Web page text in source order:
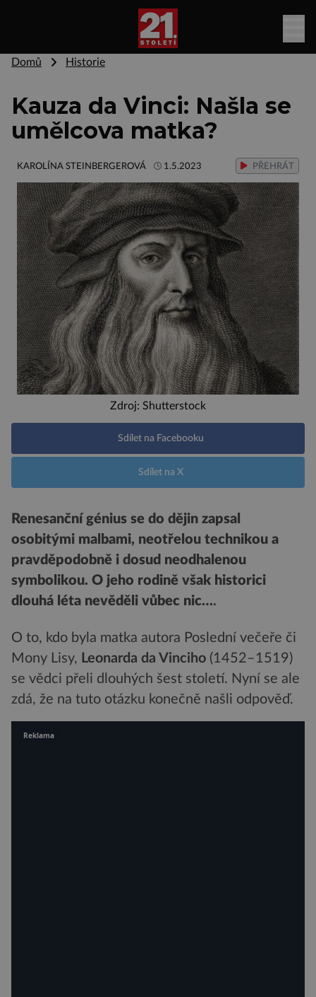
Domů Historie
Kauza da Vinci: Našla se
umělcova matka?
KAROLÍNA STEINBERGEROVÁ 1.5.2023 PŘEHRÁT
Zdroj: Shutterstock
Sdílet na Facebooku
Sdílet na X
Renesanční génius se do dějin zapsal
osobitými malbami, neotřelou technikou a
pravděpodobně i dosud neodhalenou
symbolikou. O jeho rodině však historici
dlouhá léta nevěděli vůbec nic….
O to, kdo byla matka autora Poslední večeře či
Mony Lisy, Leonarda da Vinciho (1452–1519)
se vědci přeli dlouhých šest století. Nyní se ale
zdá, že na tuto otázku konečně našli odpověď.
Reklama